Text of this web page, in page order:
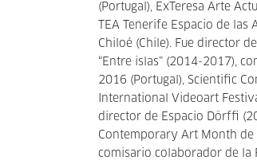
(Portugal), ExTeresa Arte
TEA Tenerife Espacio de
Chiloé (Chile). Fue director
“Entre islas” (2014-2017),
2016 (Portugal), Scientific
International Videoart
director de Espacio Dörffi
Contemporary Art Month de
comisario colaborador de la